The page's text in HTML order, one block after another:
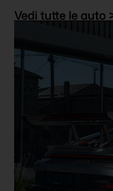
Vedi tutte le auto